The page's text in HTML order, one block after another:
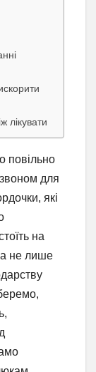
лікувати
повільно
для
які
на
не лише